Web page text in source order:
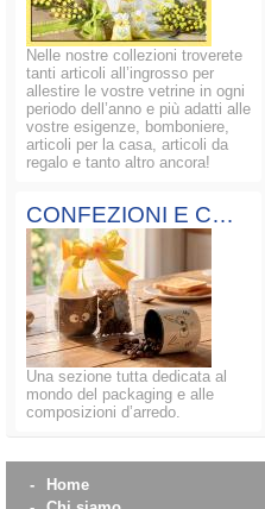
Nelle nostre collezioni troverete
tanti articoli all’ingrosso per
allestire le vostre vetrine in ogni
periodo dell’anno e più adatti alle
vostre esigenze, bomboniere,
articoli per la casa, articoli da
regalo e tanto altro ancora!
CONFEZIONI E COMPOSIZIONI
Una sezione tutta dedicata al
mondo del packaging e alle
composizioni d’arredo.
-
Home